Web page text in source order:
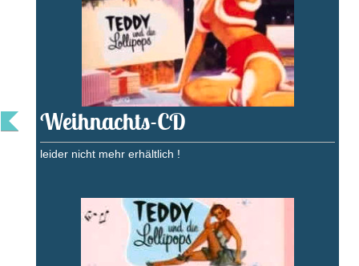
Weihnachts-CD
leider nicht mehr erhältlich !